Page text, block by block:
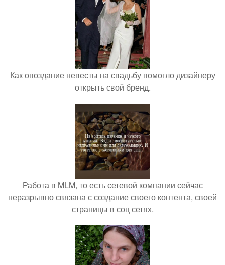
Как опоздание невесты на свадьбу помогло дизайнеру
открыть свой бренд.
Работа в MLM, то есть сетевой компании сейчас
неразрывно связана с создание своего контента, своей
страницы в соц сетях.